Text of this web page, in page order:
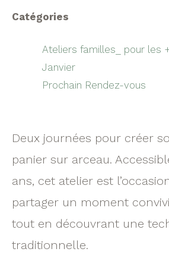
Catégories
Ateliers familles_ pour les
Janvier
Prochain Rendez-vous
Deux journées pour créer
panier sur arceau.
ans, cet atelier est
partager un moment
tout en découvrant une
traditionnelle.